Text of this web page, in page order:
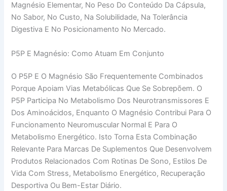
Magnésio Elementar, No Peso Do Conteúdo Da Cápsula,
No Sabor, No Custo, Na Solubilidade, Na Tolerância
Digestiva E No Posicionamento No Mercado.
P5P E Magnésio: Como Atuam Em Conjunto
O P5P E O Magnésio São Frequentemente Combinados
Porque Apoiam Vias Metabólicas Que Se Sobrepõem. O
P5P Participa No Metabolismo Dos Neurotransmissores E
Dos Aminoácidos, Enquanto O Magnésio Contribui Para O
Funcionamento Neuromuscular Normal E Para O
Metabolismo Energético. Isto Torna Esta Combinação
Relevante Para Marcas De Suplementos Que Desenvolvem
Produtos Relacionados Com Rotinas De Sono, Estilos De
Vida Com Stress, Metabolismo Energético, Recuperação
Desportiva Ou Bem-Estar Diário.